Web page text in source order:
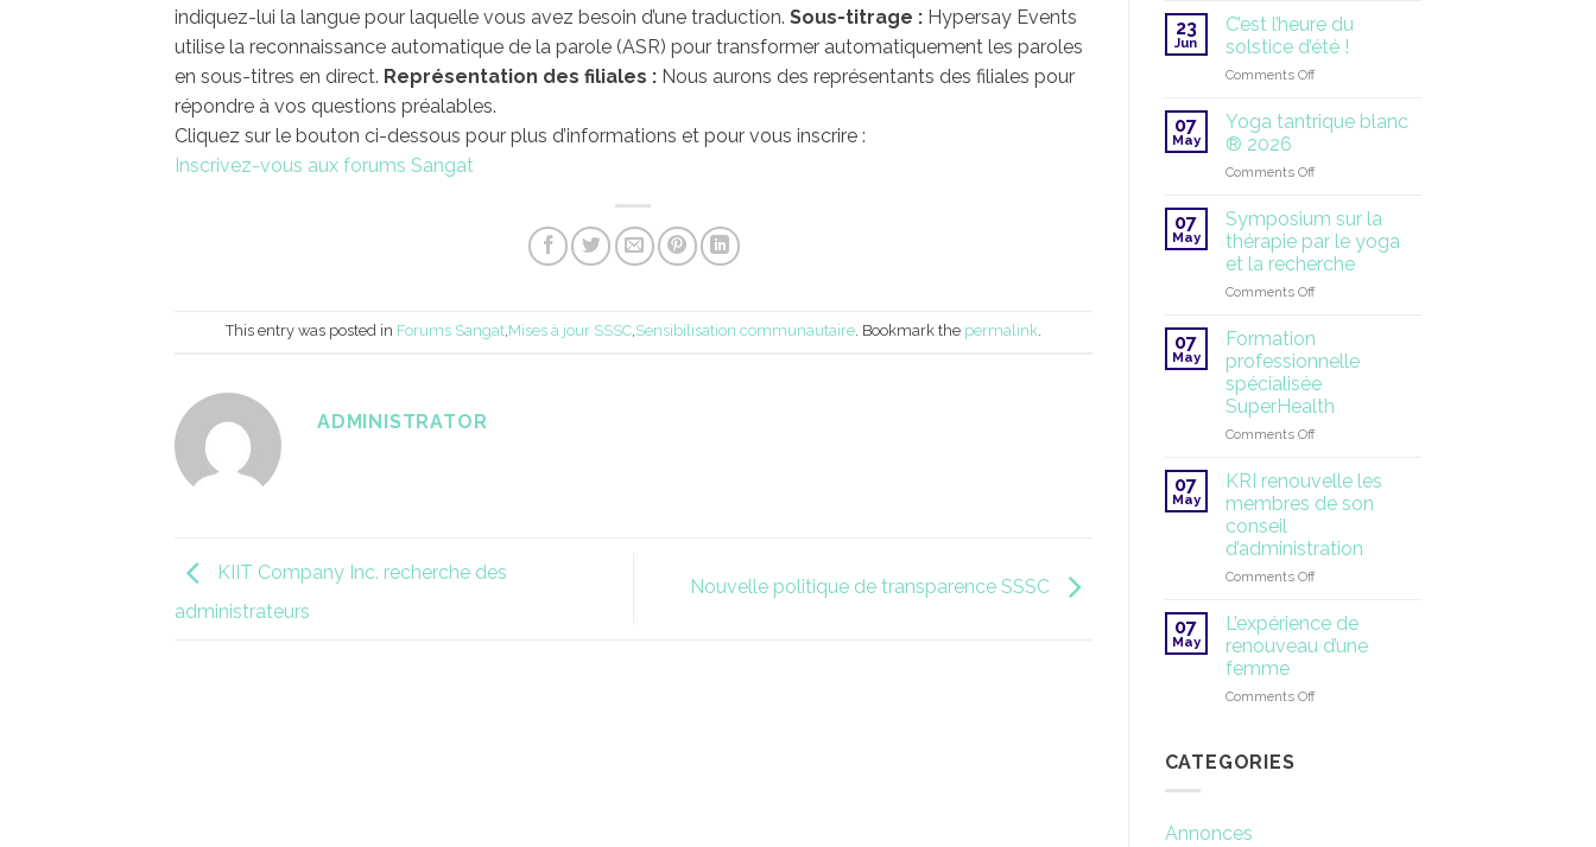
indiquez-lui la langue pour laquelle vous avez besoin d’une traduction. Sous-titrage : Hypersay Events
utilise la reconnaissance automatique de la parole (ASR) pour transformer automatiquement les paroles
en sous-titres en direct. Représentation des filiales : Nous aurons des représentants des filiales pour
répondre à vos questions préalables.
Cliquez sur le bouton ci-dessous pour plus d’informations et pour vous inscrire :
Inscrivez-vous aux forums Sangat
This entry was posted in Forums Sangat, Mises à jour SSSC, Sensibilisation communautaire. Bookmark the permalink.
ADMINISTRATOR
KIIT Company Inc. recherche des
administrateurs
Nouvelle politique de transparence SSSC
Miri
Piri
Academy
|
scolaire
2026–
principes
fondamentaux
du
Gurmat
23
Jun
C’est l’heure du
solstice d’été !
Comments Offon
l’heure
du
d’été
07
May
Yoga tantrique blanc
® 2026
Comments Offon
tantrique
blanc
®
2026
07
May
Symposium sur la
thérapie par le yoga
et la recherche
Comments Offon
la
thérapie
par
le
yoga
recherche
07
May
Formation
professionnelle
spécialisée
SuperHealth
Comments Offon
professionnelle
spécialisée
SuperHealth
07
May
KRI renouvelle les
membres de son
conseil
d’administration
Comments Offon
renouvelle
les
membres
son
07
May
L’expérience de
renouveau d’une
femme
Comments Offon
CATEGORIES
Annonces